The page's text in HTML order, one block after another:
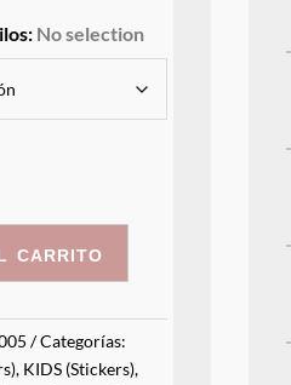
: No selection
carrito
Categorías:
, KIDS (Stickers),